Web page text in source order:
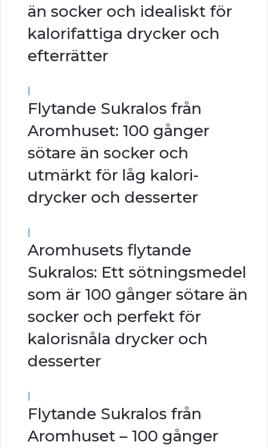
än socker och idealiskt för
kalorifattiga drycker och
efterrätter
|
Flytande Sukralos från
Aromhuset: 100 gånger
sötare än socker och
utmärkt för låg kalori-
drycker och desserter
|
Aromhusets flytande
Sukralos: Ett sötningsmedel
som är 100 gånger sötare än
socker och perfekt för
kalorisnåla drycker och
desserter
|
Flytande Sukralos från
Aromhuset – 100 gånger